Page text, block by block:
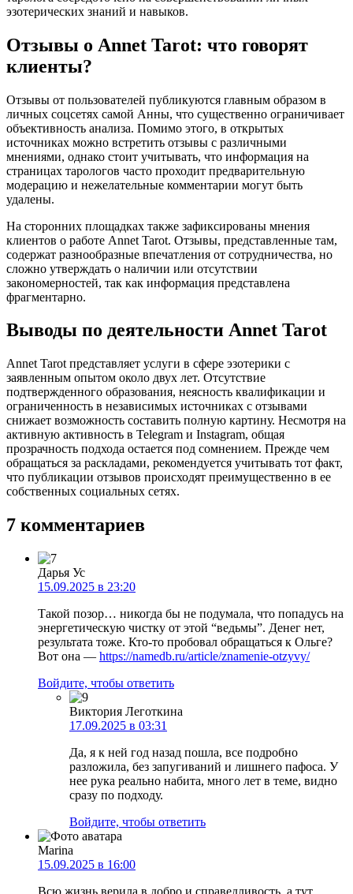
эзотерических знаний и навыков.
Отзывы о Annet Tarot: что говорят
клиенты?
Отзывы от пользователей публикуются главным образом в
личных соцсетях самой Анны, что существенно ограничивает
объективность анализа. Помимо этого, в открытых
источниках можно встретить отзывы с различными
мнениями, однако стоит учитывать, что информация на
страницах тарологов часто проходит предварительную
модерацию и нежелательные комментарии могут быть
удалены.
На сторонних площадках также зафиксированы мнения
клиентов о работе Annet Tarot. Отзывы, представленные там,
содержат разнообразные впечатления от сотрудничества, но
сложно утверждать о наличии или отсутствии
закономерностей, так как информация представлена
фрагментарно.
Выводы по деятельности Annet Tarot
Annet Tarot представляет услуги в сфере эзотерики с
заявленным опытом около двух лет. Отсутствие
подтвержденного образования, неясность квалификации и
ограниченность в независимых источниках с отзывами
снижает возможность составить полную картину. Несмотря на
активную активность в Telegram и Instagram, общая
прозрачность подхода остается под сомнением. Прежде чем
обращаться за раскладами, рекомендуется учитывать тот факт,
что публикации отзывов происходят преимущественно в ее
собственных социальных сетях.
7 комментариев
Дарья Ус
15.09.2025 в 23:20
Такой позор… никогда бы не подумала, что попадусь на
энергетическую чистку от этой “ведьмы”. Денег нет,
результата тоже. Кто-то пробовал обращаться к Ольге?
Вот она — https://namedb.ru/article/znamenie-otzyvy/
Войдите, чтобы ответить
Виктория Леготкина
17.09.2025 в 03:31
Да, я к ней год назад пошла, все подробно
разложила, без запугиваний и лишнего пафоса. У
нее рука реально набита, много лет в теме, видно
сразу по подходу.
Войдите, чтобы ответить
Marina
15.09.2025 в 16:00